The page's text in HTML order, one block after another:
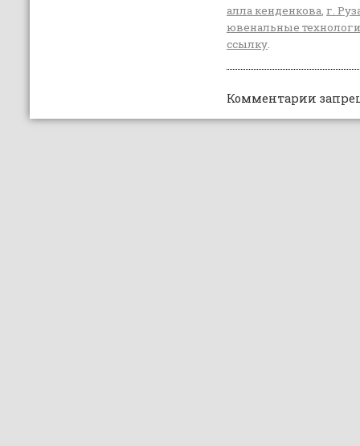
алла кенденкова, г.
ювенальные
ссылку.
Комментарии